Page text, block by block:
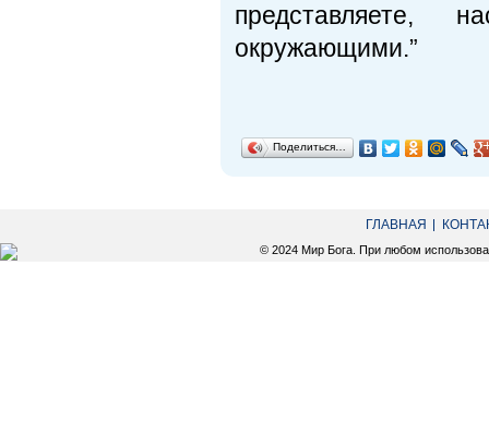
представляете,
окружающими.”
Поделиться…
ГЛАВНАЯ
© 2024 Мир Бога. При любом